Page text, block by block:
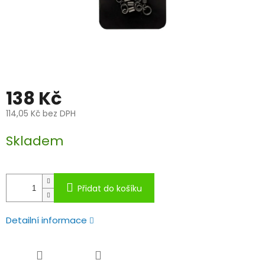
138 Kč
114,05 Kč bez DPH
cena:
Skladem
Přidat do košíku
Detailní informace